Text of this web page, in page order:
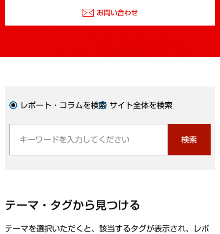
お問い合わせ
レポート・コラムを検索 サイト全体を検索
検索
テーマ・タグから見つける
テーマを選択いただくと、該当するタグが表示され、レポ